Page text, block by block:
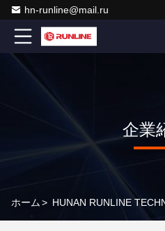
hn-runline@mail.ru
企業
ホーム> HUNAN RUNLINE